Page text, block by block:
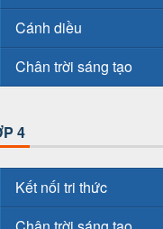
Cánh diều
Chân trời sáng tạo
4
Kết nối tri thức